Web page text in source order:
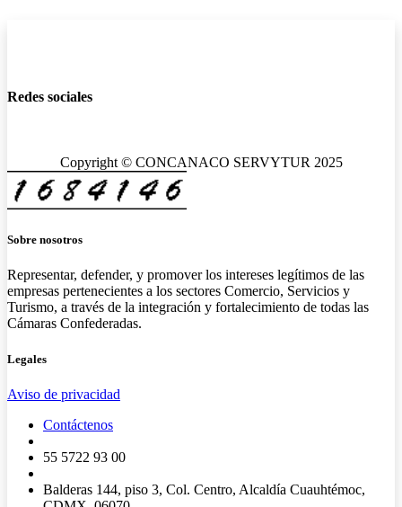
Redes sociales
Copyright © CONCANACO SERVYTUR 2025
Sobre nosotros
Representar, defender, y promover los intereses legítimos de las
empresas pertenecientes a los sectores Comercio, Servicios y
Turismo, a través de la integración y fortalecimiento de todas las
Cámaras Confederadas.
Legales
Aviso de privacidad
Contáctenos
55 5722 93 00
Balderas 144, piso 3, Col. Centro, Alcaldía Cuauhtémoc,